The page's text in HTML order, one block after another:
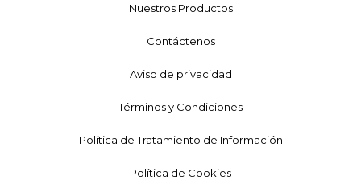
Nuestros Productos
Contáctenos
Aviso de privacidad
Términos y Condiciones
Política de Tratamiento de Información
Política de Cookies